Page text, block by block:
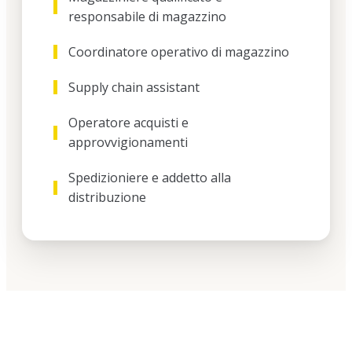
interprofessionali, occupandosi di tutto in modo
impeccabile. Insegno è un partner affidabile,
competente e sempre disponibile. Un’esperienza che
consiglio vivamente a chiunque voglia investire nella
crescita del proprio team! Alessandro Coffinardi -
Founder Floky
responsabile di magazzino
Coordinatore operativo di magazzino
Supply chain assistant
Operatore acquisti e
approvvigionamenti
Spedizioniere e addetto alla
distribuzione